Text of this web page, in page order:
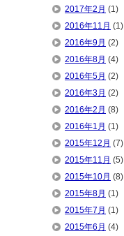
2017年2月 (1)
2016年11月 (1)
2016年9月 (2)
2016年8月 (4)
2016年5月 (2)
2016年3月 (2)
2016年2月 (8)
2016年1月 (1)
2015年12月 (7)
2015年11月 (5)
2015年10月 (8)
2015年8月 (1)
2015年7月 (1)
2015年6月 (4)